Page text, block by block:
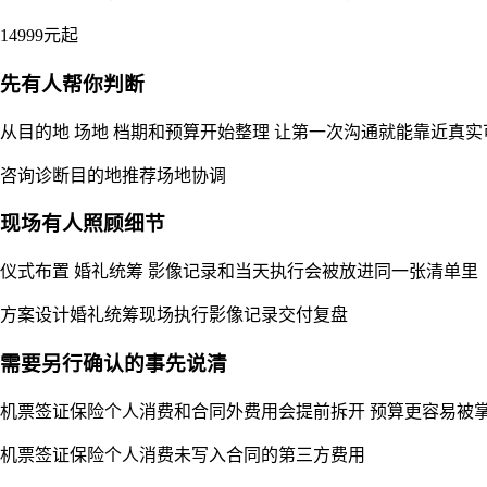
14999元起
先有人帮你判断
从目的地 场地 档期和预算开始整理 让第一次沟通就能靠近真
咨询诊断目的地推荐场地协调
现场有人照顾细节
仪式布置 婚礼统筹 影像记录和当天执行会被放进同一张清单里
方案设计婚礼统筹现场执行影像记录交付复盘
需要另行确认的事先说清
机票签证保险个人消费和合同外费用会提前拆开 预算更容易被
机票签证保险个人消费未写入合同的第三方费用